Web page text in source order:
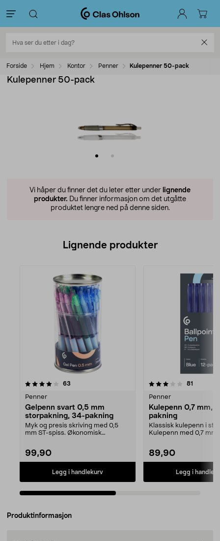
Forside Hjem Kontor Penner Kulepenner 50-pack
Kulepenner 50-pack
Vi håper du finner det du leter etter under lignende
produkter. Du finner informasjon om det utgåtte
produktet lengre ned på denne siden.
Lignende produkter
63
Penner
Gelpenn svart 0,5 mm
storpakning, 34-pakning
Myk og presis skriving med 0,5
mm ST-spiss. Økonomisk
99,90
Legg i handlekurv
3.0av 5 stjerner 81
Penner
Kulepenn 0,7 mm,
pakning
Klassisk kulepenn i
Kulepenn med 0,7 mm
89,90
Legg i
4.5av 5 stjerner
Produktinformasjon